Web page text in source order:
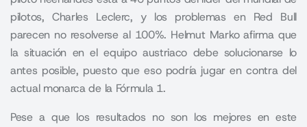
pilotos, Charles Leclerc, y los problemas en Red Bull
parecen no resolverse al 100%. Helmut Marko afirma que
la situación en el equipo austriaco debe solucionarse lo
antes posible, puesto que eso podría jugar en contra del
actual monarca de la Fórmula 1.
Pese a que los resultados no son los mejores en este